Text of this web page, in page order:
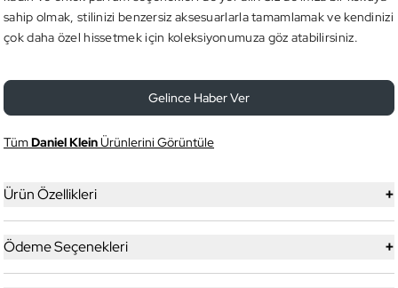
sahip olmak, stilinizi benzersiz aksesuarlarla tamamlamak ve kendinizi
çok daha özel hissetmek için koleksiyonumuza göz atabilirsiniz.
Gelince Haber Ver
TümDaniel KleinÜrünlerini Görüntüle
Ürün Özellikleri +
Ödeme Seçenekleri +